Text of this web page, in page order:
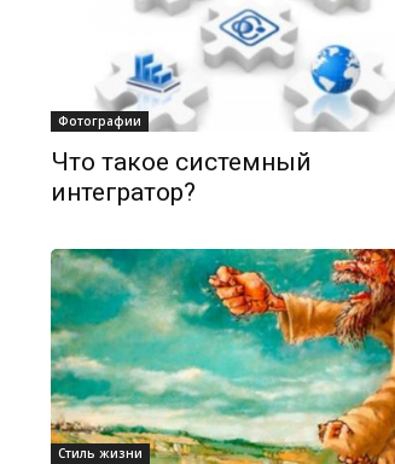
Фотографии
Что такое системный
интегратор?
Стиль жизни